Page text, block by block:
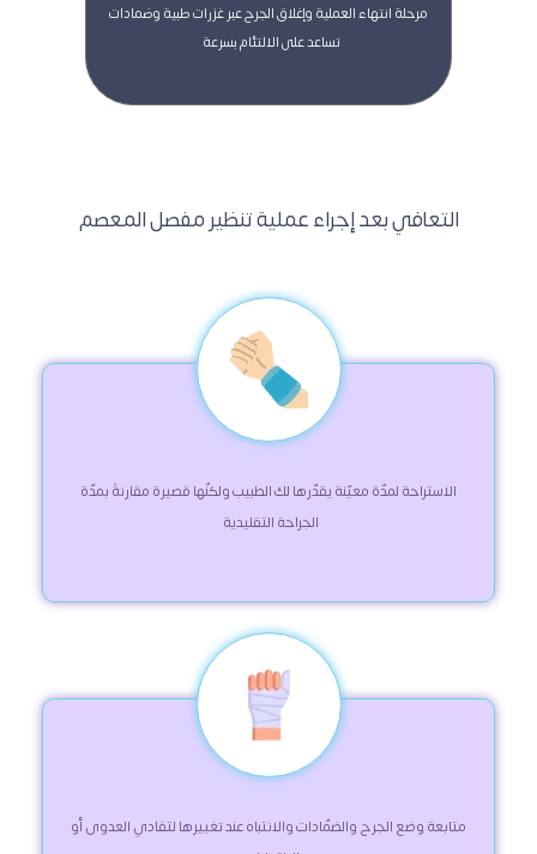
مرحلة انتهاء العملية وإغلاق الجرح عبر غزرات طبية وضمادات
تساعد على الالتئام بسرعة
الاستراحة لمدّة معيّنة يقدّرها لك الطبيب ولكنّها قصيرة مقارنةً بمدّة
الجراحة التقليدية
متابعة وضع الجرح والضمّادات والانتباه عند تغييرها لتفادي العدوى أو